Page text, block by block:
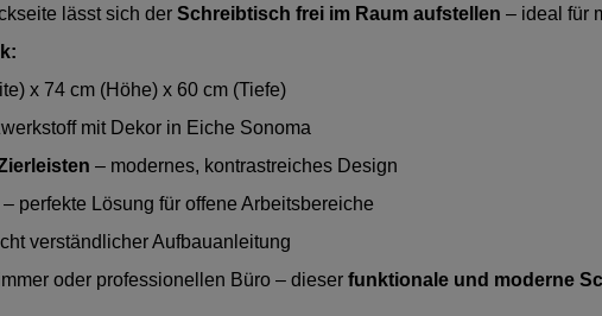
lässt sich der Schreibtisch frei im Raum aufstellen – ideal für
x 74 cm (Höhe) x 60 cm (Tiefe)
mit Dekor in Eiche Sonoma
– modernes, kontrastreiches Design
– perfekte Lösung für offene Arbeitsbereiche
verständlicher Aufbauanleitung
oder professionellen Büro – dieser funktionale und moderne